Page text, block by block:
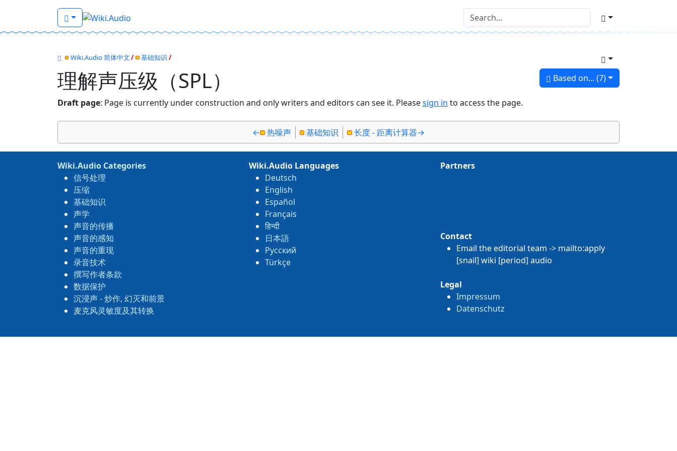
Wiki.Audio 简体中文 基础知识
Based on... (7)
理解声压级（SPL）
Draft page: Page is currently under construction and only writers and editors can see it. Pleasesign in to access the page.
← 热噪声 基础知识 长度 - 距离计算器→
Wiki.Audio Categories
信号处理
压缩
基础知识
声学
声音的传播
声音的感知
声音的重现
录音技术
撰写作者条款
数据保护
沉浸声 - 炒作, 幻灭和前景
麦克风灵敏度及其转换
Wiki.Audio Languages
Deutsch
English
Español
Français
हिन्दी
日本語
Русский
Türkçe
Partners
Contact
Email the editorial team -> mailto:apply
[snail] wiki [period] audio
Legal
Impressum
Datenschutz